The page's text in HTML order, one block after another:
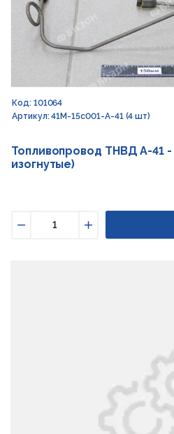
Код: 101064
Артикул: 41М-15с001-А-41 (4 шт)
Топливопровод ТНВД А-41
изогнутые)
Увеличить